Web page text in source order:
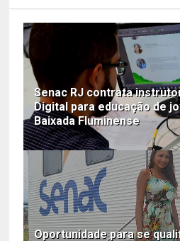
Senac RJ contrata
Digital para educação de
Baixada Fluminense
Oportunidade para se